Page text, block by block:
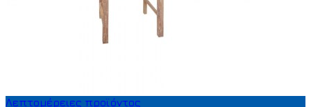
Λεπτομέρειες προϊόντος